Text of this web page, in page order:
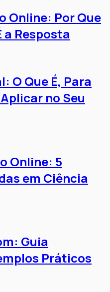
Online: Por Que
a Resposta
O Que É, Para
no Seu
Online: 5
em Ciência
Guia
Práticos